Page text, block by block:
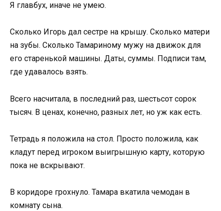
Я главбух, иначе не умею.
Сколько Игорь дал сестре на крышу. Сколько матери
на зубы. Сколько Тамариному мужу на движок для
его старенькой машины. Даты, суммы. Подписи там,
где удавалось взять.
Всего насчитала, в последний раз, шестьсот сорок
тысяч. В ценах, конечно, разных лет, но уж как есть.
Тетрадь я положила на стол. Просто положила, как
кладут перед игроком выигрышную карту, которую
пока не вскрывают.
В коридоре грохнуло. Тамара вкатила чемодан в
комнату сына.